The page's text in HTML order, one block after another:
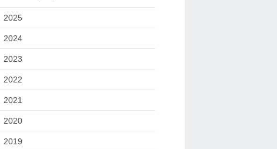
2025
2024
2023
2022
2021
2020
2019